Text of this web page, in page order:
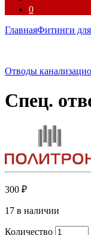
0
ГлавнаяФитинги
Отводы
Спец.
300 ₽
17 в наличии
Количество